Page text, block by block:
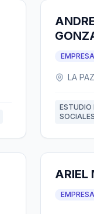
LA PAZ
ESTUDIO
ARIEL